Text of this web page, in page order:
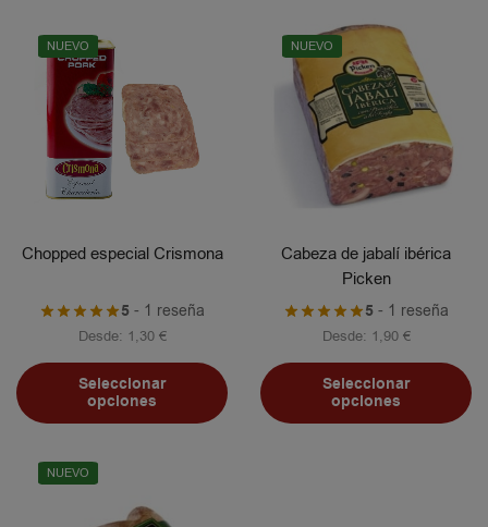
NUEVO
Chopped especial Crismona
5 - 1 reseña
Desde: 1,30 €
Seleccionar
opciones
NUEVO
Cabeza de jabalí ibérica
Picken
5 - 1 reseña
Desde: 1,90 €
Seleccionar
opciones
NUEVO